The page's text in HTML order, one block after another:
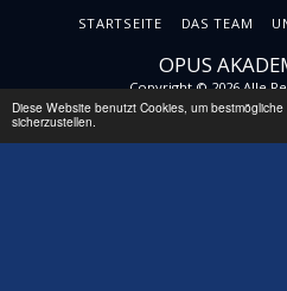
Diese Website benutzt Cookies, um
sicherzustellen.
OPUS
Copyright © 2026 Alle
AGBs|
STARTSEITE DAS TEAM